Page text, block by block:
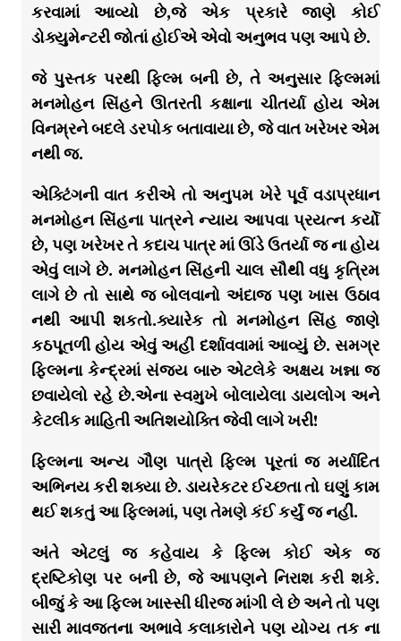
કરવામાં આવ્યો છે,જે એક પ્રકારે જાણે કોઈ
ડોક્યુમેન્ટરી જોતાં હોઈએ એવો અનુભવ પણ આપે છે.
જે પુસ્તક પરથી ફિલ્મ બની છે, તે અનુસાર ફિલ્મમાં
મનમોહન સિંહને ઊતરતી કક્ષાના ચીતર્યા હોય એમ
વિનમ્રને બદલે ડરપોક બતાવાયા છે, જે વાત ખરેખર એમ
નથી જ.
એક્ટિંગની વાત કરીએ તો અનુપમ ખેરે પૂર્વ વડાપ્રધાન
મનમોહન સિંહના પાત્રને ન્યાય આપવા પ્રયત્ન કર્યો
છે, પણ ખરેખર તે કદાચ પાત્ર માં ઊંડે ઉતર્યા જ ના હોય
એવું લાગે છે. મનમોહન સિંહની ચાલ સૌથી વધુ કૃત્રિમ
લાગે છે તો સાથે જ બોલવાનો અંદાજ પણ ખાસ ઉઠાવ
નથી આપી શકતો.ક્યારેક તો મનમોહન સિંહ જાણે
કઠપૂતળી હોય એવું અહીં દર્શાવવામાં આવ્યું છે. સમગ્ર
ફિલ્મના કેન્દ્રમાં સંજય બારુ એટલેકે અક્ષય ખન્ના જ
છવાયેલો રહે છે.એના સ્વમુખે બોલાયેલા ડાયલોગ અને
કેટલીક માહિતી અતિશયોક્તિ જેવી લાગે ખરી!
ફિલ્મના અન્ય ગૌણ પાત્રો ફિલ્મ પૂરતાં જ મર્યાદિત
અભિનય કરી શક્યા છે. ડાયરેકટર ઈચ્છતા તો ઘણું કામ
થઈ શકતું આ ફિલ્મમાં, પણ તેમણે કંઈ કર્યું જ નહીં.
અંતે એટલું જ કહેવાય કે ફિલ્મ કોઈ એક જ
દ્રષ્ટિકોણ પર બની છે, જે આપણને નિરાશ કરી શકે.
બીજું કે આ ફિલ્મ ખાસ્સી ધીરજ માંગી લે છે અને તો પણ
સારી માવજતના અભાવે કલાકારોને પણ યોગ્ય તક ના